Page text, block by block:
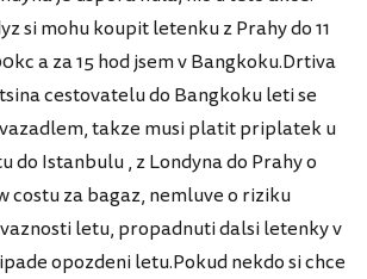
si mohu koupit letenku z Prahy do 11
a za 15 hod jsem v Bangkoku.Drtiva
cestovatelu do Bangkoku leti se
takze musi platit priplatek u
do Istanbulu , z Londyna do Prahy o
costu za bagaz, nemluve o riziku
letu, propadnuti dalsi letenky v
opozdeni letu.Pokud nekdo si chce